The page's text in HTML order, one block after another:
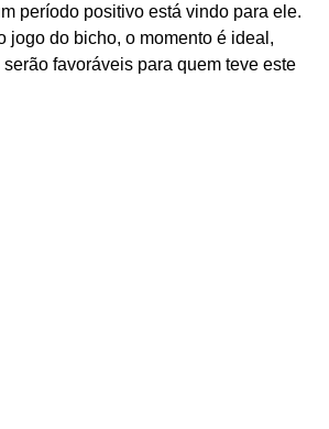
período positivo está vindo para ele.
jogo do bicho, o momento é ideal,
favoráveis para quem teve este